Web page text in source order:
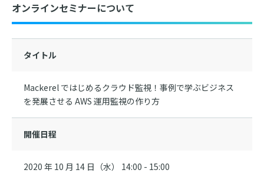
オンラインセミナーについて
タイトル
Mackerel ではじめるクラウド監視！事例で学ぶビジネス
を発展させる AWS 運用監視の作り方
開催日程
2020 年 10 月 14 日（水） 14:00 - 15:00